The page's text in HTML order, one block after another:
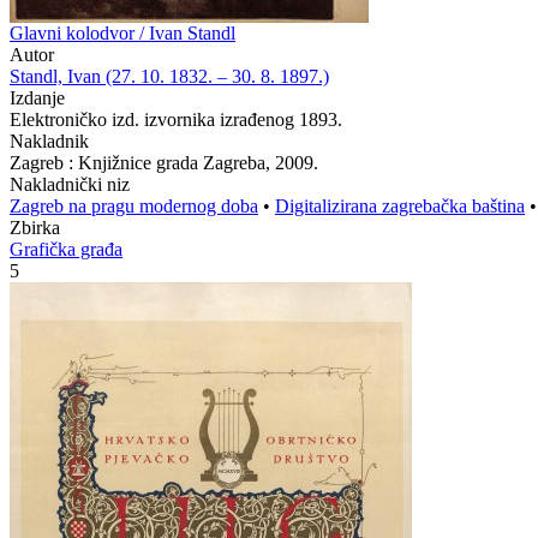
Glavni kolodvor / Ivan Standl
Autor
Standl, Ivan (27. 10. 1832. – 30. 8. 1897.)
Izdanje
Elektroničko izd. izvornika izrađenog 1893.
Nakladnik
Zagreb : Knjižnice grada Zagreba, 2009.
Nakladnički niz
Zagreb na pragu modernog doba • Digitalizirana zagrebačka baština
Zbirka
Grafička građa
5